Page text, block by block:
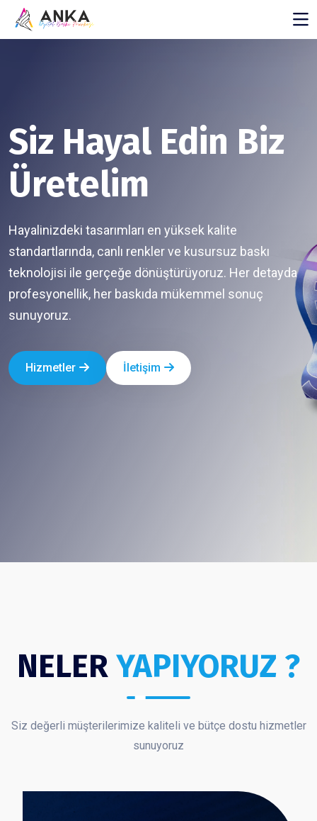
Siz Hayal Edin Biz
Üretelim
Hayalinizdeki tasarımları en yüksek kalite
standartlarında, canlı renkler ve kusursuz baskı
teknolojisi ile gerçeğe dönüştürüyoruz. Her detayda
profesyonellik, her baskıda mükemmel sonuç
sunuyoruz.
Hizmetler İletişim
NELER YAPIYORUZ ?
Siz değerli müşterilerimize kaliteli ve bütçe dostu hizmetler
sunuyoruz